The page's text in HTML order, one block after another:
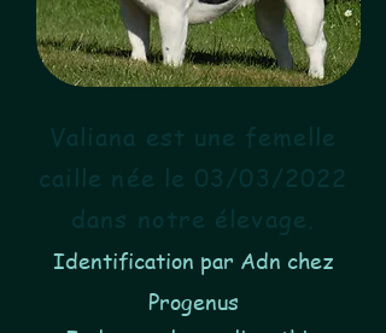
Valiana est une femelle
caille née le 03/03/2022
dans notre élevage.
Identification par Adn chez
Progenus